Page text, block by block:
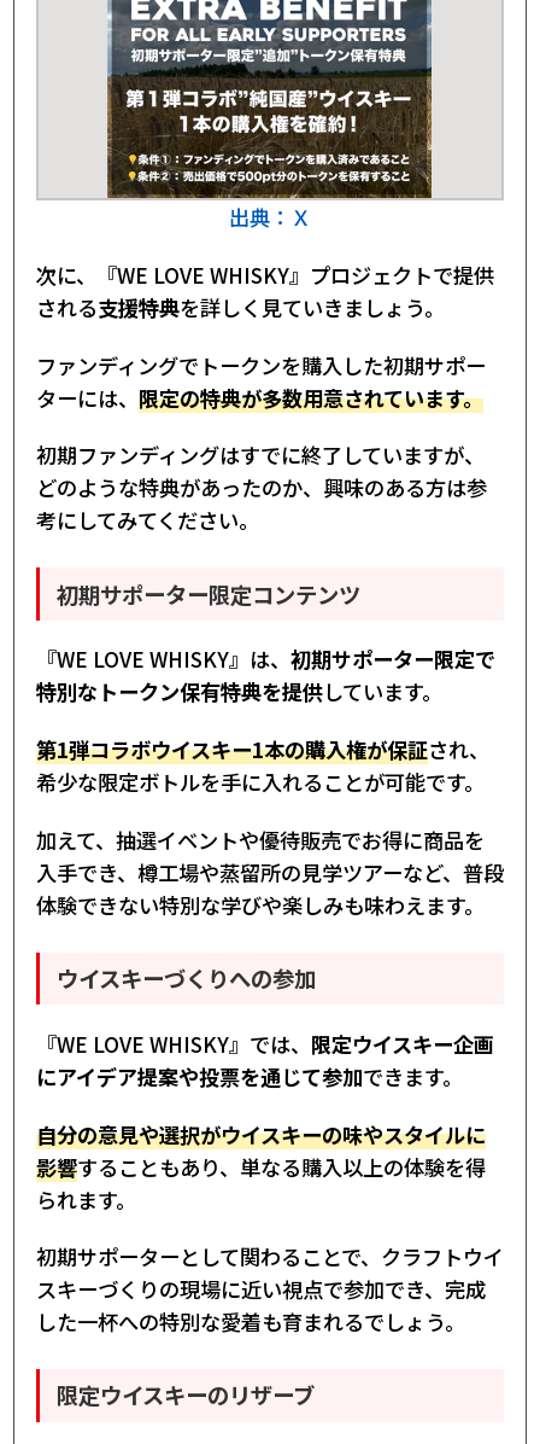
出典：Ｘ
次に、『WE LOVE WHISKY』プロジェクトで提供
される支援特典を詳しく見ていきましょう。
ファンディングでトークンを購入した初期サポー
ターには、 限定の特典が多数用意されています。
初期ファンディングはすでに終了していますが、
どのような特典があったのか、興味のある方は参
考にしてみてください。
初期サポーター限定コンテンツ
『WE LOVE WHISKY』は、 初期サポーター限定で
特別なトークン保有特典を提供しています。
第1弾コラボウイスキー1本の購入権が保証され、
希少な限定ボトルを手に入れることが可能です。
加えて、抽選イベントや優待販売でお得に商品を
入手でき、樽工場や蒸留所の見学ツアーなど、普段
体験できない特別な学びや楽しみも味わえます。
ウイスキーづくりへの参加
『WE LOVE WHISKY』では、 限定ウイスキー企画
にアイデア提案や投票を通じて参加できます。
自分の意見や選択がウイスキーの味やスタイルに
影響することもあり、単なる購入以上の体験を得
られます。
初期サポーターとして関わることで、クラフトウイ
スキーづくりの現場に近い視点で参加でき、完成
した一杯への特別な愛着も育まれるでしょう。
限定ウイスキーのリザーブ